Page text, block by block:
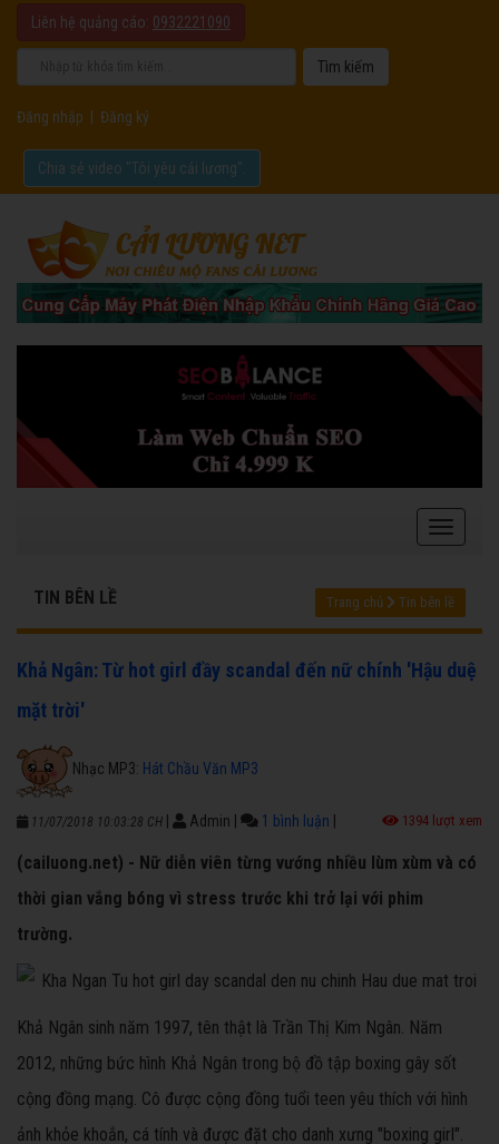
Liên hệ quảng cáo: 0932221090
Đăng nhập Đăng ký
Chia sẻ video "Tôi yêu cải lương".
TIN BÊN LỀ Trang chủ Tin bên lề
Khả Ngân: Từ hot girl đầy scandal đến nữ chính 'Hậu duệ
mặt trời'
Nhạc MP3: Hát Chầu Văn MP3
11/07/2018 10:03:28 CH Admin 1 bình luận 1394 lượt xem
(cailuong.net) - Nữ diễn viên từng vướng nhiều lùm xùm và có
thời gian vắng bóng vì stress trước khi trở lại với phim
trường.
Khả Ngân sinh năm 1997, tên thật là Trần Thị Kim Ngân. Năm
2012, những bức hình Khả Ngân trong bộ đồ tập boxing gây sốt
cộng đồng mạng. Cô được cộng đồng tuổi teen yêu thích với hình
ảnh khỏe khoắn, cá tính và được đặt cho danh xưng "boxing girl".